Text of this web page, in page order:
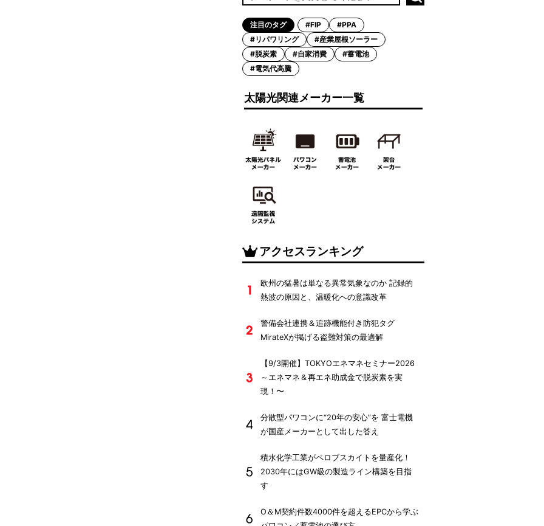
注目のタグ #FIP
#PPA
#リパワリング
#産業屋根ソーラー
#脱炭素
#自家消費
#蓄電池
#電気代高騰
太陽光関連メーカー一覧
アクセスランキング
欧州の猛暑は単なる異常気象なのか 記録的
熱波の原因と、温暖化への意識改革
警備会社連携＆追跡機能付き防犯タグ
MirateXが掲げる盗難対策の最適解
【9/3開催】TOKYOエネマネセミナー2026
～エネマネ＆再エネ助成金で脱炭素を実
現！〜
分散型パワコンに“20年の安心”を 富士電機
が国産メーカーとして出した答え
積水化学工業がペロブスカイトを量産化！
2030年にはGW級の製造ライン構築を目指
す
O＆M契約件数4000件を超えるEPCから学ぶ